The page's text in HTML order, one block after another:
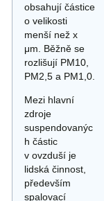
obsahují částice
o velikosti
menší než x
μm. Běžně se
rozlišují PM10,
PM2,5 a PM1,0.
Mezi hlavní
zdroje
suspendovanýc
h částic
v ovzduší je
lidská činnost,
především
spalovací